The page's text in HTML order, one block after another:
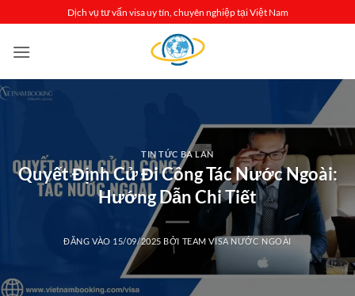
qua
nội
Dịch vụ tư vấn visa uy tín, chuyên nghiệp tại Việt Nam
TIN TỨC BA LAN
Quyết Định Cử Đi Công Tác Nước Ngoài:
Hướng Dẫn Chi Tiết
ĐĂNG VÀO 15/09/2025 BỞI TEAM VISA NƯỚC NGOÀI